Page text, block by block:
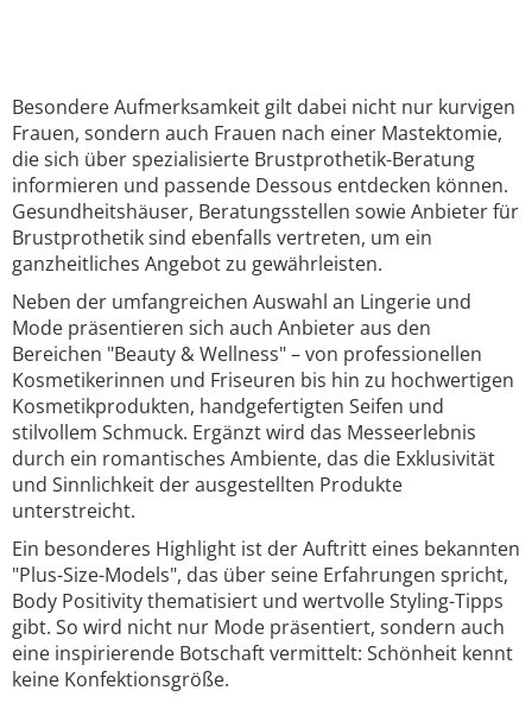
Besondere Aufmerksamkeit gilt dabei nicht nur kurvigen
Frauen, sondern auch Frauen nach einer Mastektomie,
die sich über spezialisierte Brustprothetik-Beratung
informieren und passende Dessous entdecken können.
Gesundheitshäuser, Beratungsstellen sowie Anbieter für
Brustprothetik sind ebenfalls vertreten, um ein
ganzheitliches Angebot zu gewährleisten.
Neben der umfangreichen Auswahl an Lingerie und
Mode präsentieren sich auch Anbieter aus den
Bereichen "Beauty & Wellness" – von professionellen
Kosmetikerinnen und Friseuren bis hin zu hochwertigen
Kosmetikprodukten, handgefertigten Seifen und
stilvollem Schmuck. Ergänzt wird das Messeerlebnis
durch ein romantisches Ambiente, das die Exklusivität
und Sinnlichkeit der ausgestellten Produkte
unterstreicht.
Ein besonderes Highlight ist der Auftritt eines bekannten
"Plus-Size-Models", das über seine Erfahrungen spricht,
Body Positivity thematisiert und wertvolle Styling-Tipps
gibt. So wird nicht nur Mode präsentiert, sondern auch
eine inspirierende Botschaft vermittelt: Schönheit kennt
keine Konfektionsgröße.